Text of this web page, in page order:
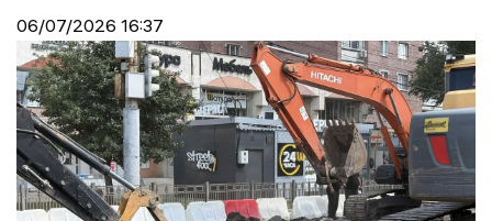
06/07/2026 16:37